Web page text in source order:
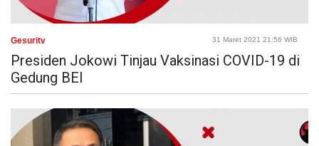
Gesuritv 31 Maret 2021 21:56 WIB
Presiden Jokowi Tinjau Vaksinasi COVID-19 di
Gedung BEI